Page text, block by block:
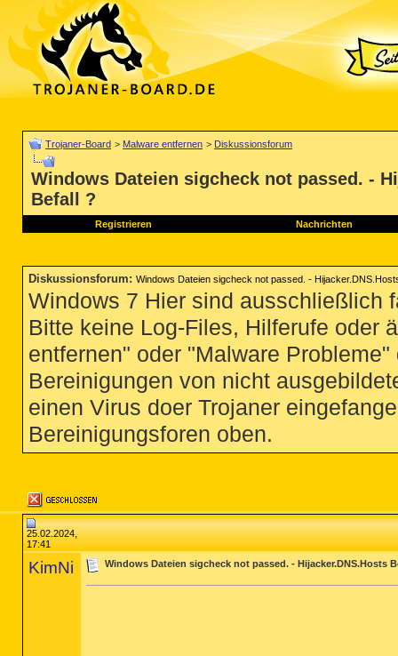
Trojaner-Board > Malware entfernen > Diskussionsforum
Windows Dateien sigcheck not passed. -
Befall ?
Registrieren Nachrichten
Diskussionsforum: Windows Dateien sigcheck not passed. -
Windows 7 Hier sind ausschließlich
Bitte keine Log-Files, Hilferufe oder
entfernen" oder "Malware
Bereinigungen von nicht
einen Virus doer Trojaner
Bereinigungsforen oben.
25.02.2024,
17:41
KimNi Windows Dateien sigcheck not passed. - Hijacker.DNS.Hosts